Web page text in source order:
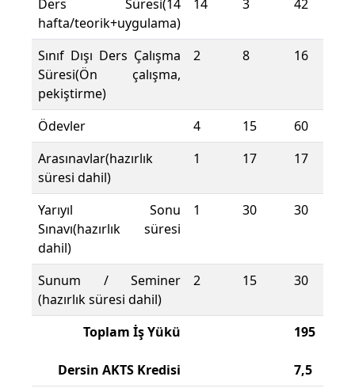
Ders Süresi(14
hafta/teorik+uygulama)
14 3 42
Sınıf Dışı Ders Çalışma
Süresi(Ön çalışma,
pekiştirme)
2 8 16
Ödevler 4 15
60
Arasınavlar(hazırlık
süresi dahil)
1 17 17
Yarıyıl Sonu
Sınavı(hazırlık süresi
dahil)
1 30 30
Sunum / Seminer
(hazırlık süresi dahil)
2 15 30
Toplam İş Yükü
Dersin AKTS Kredisi
195
7,5